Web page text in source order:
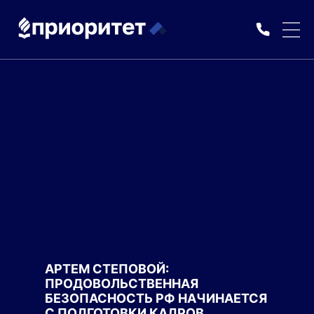
АРТЕМ СТЕПОВОЙ:
ПРОДОВОЛЬСТВЕННАЯ
БЕЗОПАСНОСТЬ РФ НАЧИНАЕТСЯ